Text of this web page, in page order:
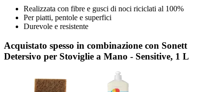
Realizzata con fibre e gusci di noci riciclati al 100%
Per piatti, pentole e superfici
Durevole e resistente
Acquistato spesso in combinazione con Sonett
Detersivo per Stoviglie a Mano - Sensitive, 1 L